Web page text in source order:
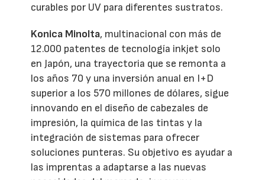
curables por UV para diferentes sustratos.
Konica Minolta, multinacional con más de
12.000 patentes de tecnología inkjet solo
en Japón, una trayectoria que se remonta a
los años 70 y una inversión anual en I+D
superior a los 570 millones de dólares, sigue
innovando en el diseño de cabezales de
impresión, la química de las tintas y la
integración de sistemas para ofrecer
soluciones punteras. Su objetivo es ayudar a
las imprentas a adaptarse a las nuevas